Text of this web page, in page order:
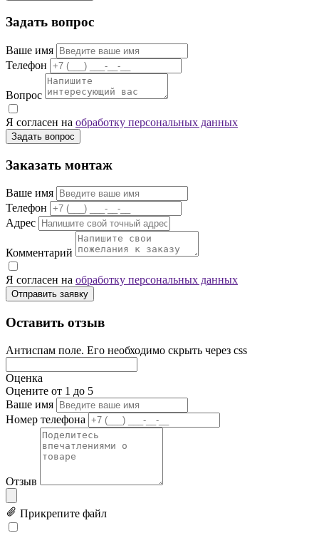
Задать вопрос
Ваше имя
Телефон
Вопрос
Я согласен на обработку персональных данных
Задать вопрос
Заказать монтаж
Ваше имя
Телефон
Адрес
Комментарий
Я согласен на обработку персональных данных
Отправить заявку
Оставить отзыв
Антиспам поле. Его необходимо скрыть через css
Оценка
Оцените от 1 до 5
Ваше имя
Номер телефона
Отзыв
Прикрепите файл